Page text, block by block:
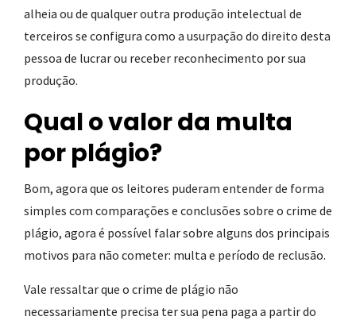
alheia ou de qualquer outra produção intelectual de
terceiros se configura como a usurpação do direito desta
pessoa de lucrar ou receber reconhecimento por sua
produção.
Qual o valor da multa
por plágio?
Bom, agora que os leitores puderam entender de forma
simples com comparações e conclusões sobre o crime de
plágio, agora é possível falar sobre alguns dos principais
motivos para não cometer: multa e período de reclusão.
Vale ressaltar que o crime de plágio não
necessariamente precisa ter sua pena paga a partir do